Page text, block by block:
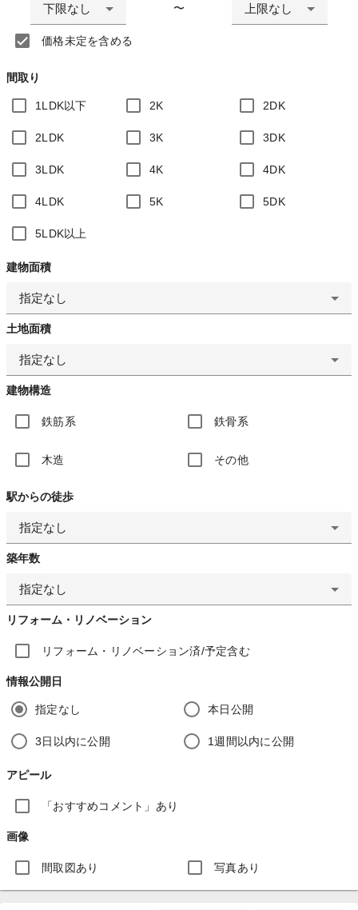
下限なし 〜 上限なし
価格未定を含める
間取り
1LDK以下 2K 2DK
2LDK 3K 3DK
3LDK 4K 4DK
4LDK 5K 5DK
5LDK以上
建物面積
指定なし
土地面積
指定なし
建物構造
鉄筋系 鉄骨系
木造 その他
駅からの徒歩
指定なし
築年数
指定なし
リフォーム・リノベーション
リフォーム・リノベーション済/予定含む
情報公開日
指定なし 本日公開
3日以内に公開 1週間以内に公開
アピール
「おすすめコメント」あり
画像
間取図あり 写真あり